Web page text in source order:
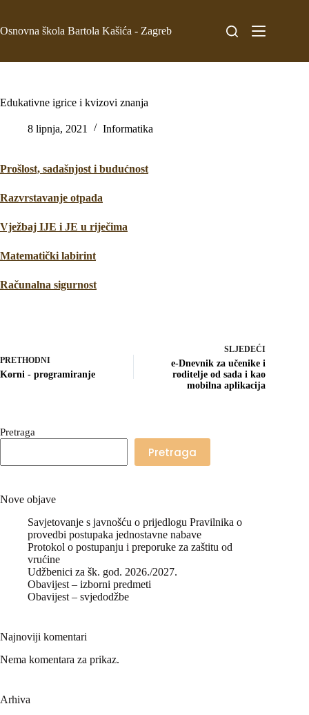
Osnovna škola Bartola Kašića - Zagreb
Edukativne igrice i kvizovi znanja
8 lipnja, 2021 Informatika
Prošlost, sadašnjost i budućnost
Razvrstavanje otpada
Vježbaj IJE i JE u riječima
Matematički labirint
Računalna sigurnost
PRETHODNI
Korni - programiranje
SLJEDEĆI
e-Dnevnik za učenike i
roditelje od sada i kao
mobilna aplikacija
Pretraga
Pretraga
Nove objave
Savjetovanje s javnošću o prijedlogu Pravilnika o
provedbi postupaka jednostavne nabave
Protokol o postupanju i preporuke za zaštitu od
vrućine
Udžbenici za šk. god. 2026./2027.
Obavijest – izborni predmeti
Obavijest – svjedodžbe
Najnoviji komentari
Nema komentara za prikaz.
Arhiva